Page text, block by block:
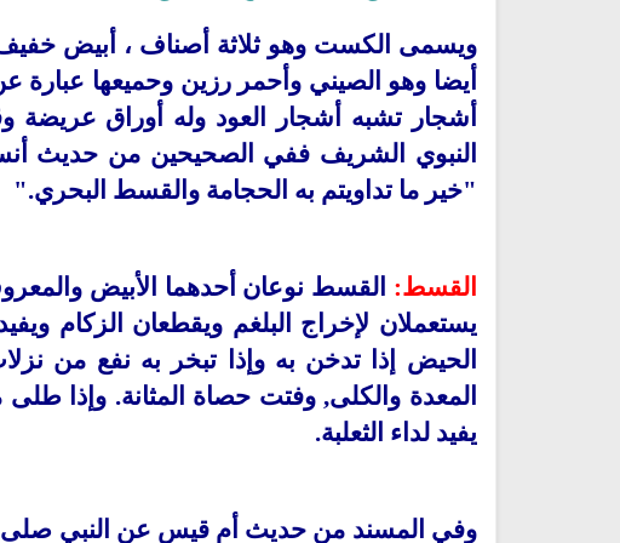
ويسمى الكست وهو ثلاثة أصناف ، أبيض
أيضا وهو الصيني وأحمر رزين وحميعها عبارة
أشجار تشبه أشجار العود وله أوراق عريضة
النبوي الشريف ففي الصحيحين من حديث
"خير ما تداويتم به الحجامة والقسط البحري".
القسط: القسط نوعان أحدهما الأبيض
يستعملان لإخراج البلغم ويقطعان الزكام
الحيض إذا تدخن به وإذا تبخر به نفع من
المعدة والكلى, وفتت حصاة المثانة. وإذا
يفيد لداء الثعلبة.
وفي المسند من حديث أم قيس عن النبي صلى
تحميل كتب السيرة النبوية
السيرة النبوية المستوى الأول
تحميل كتب السيرة النبوية
صحيح السيرة النبوية